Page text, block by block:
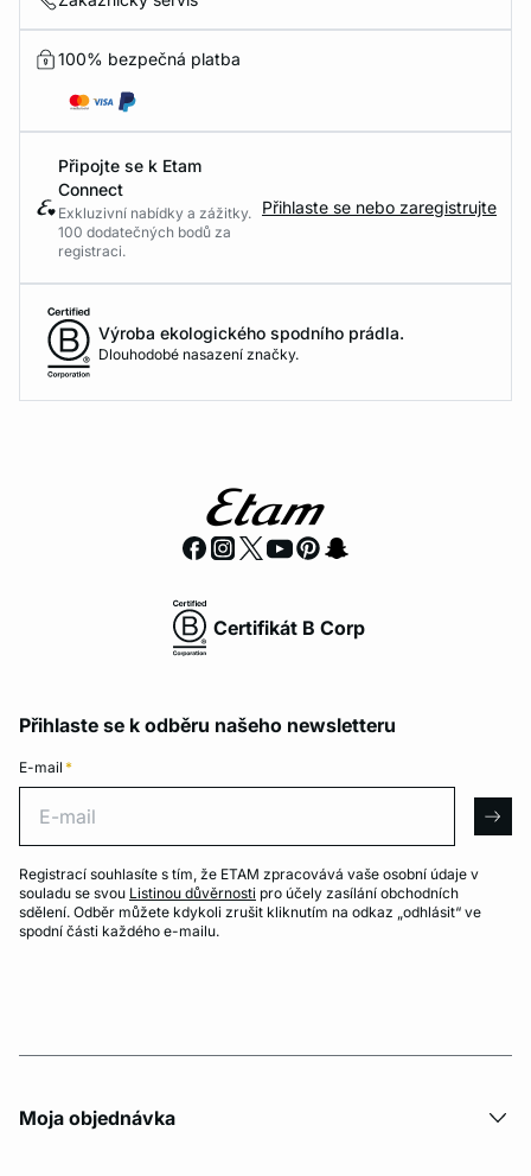
100% bezpečná platba
Připojte se k Etam
Connect
Exkluzivní nabídky a zážitky.
100 dodatečných bodů za
registraci.
Přihlaste se nebo zaregistrujte
Výroba ekologického spodního prádla.
Dlouhodobé nasazení značky.
Certifikát B Corp
Přihlaste se k odběru našeho newsletteru
E-mail *
Registrací souhlasíte s tím, že ETAM zpracovává vaše osobní údaje v
souladu se svou Listinou důvěrnosti pro účely zasílání obchodních
sdělení. Odběr můžete kdykoli zrušit kliknutím na odkaz „odhlásit“ ve
spodní části každého e-mailu.
Moja objednávka